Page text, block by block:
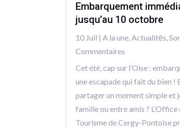
Embarquement
jusqu’au 10 octobre
10 Juil |A la une,Actualitēs,
Commentaires
Cet été, cap sur l’Oise :
une escapade qui fait du bien !
partager un moment simple et
famille ou entre amis ? L’Office
Tourisme de Cergy-Pontoise